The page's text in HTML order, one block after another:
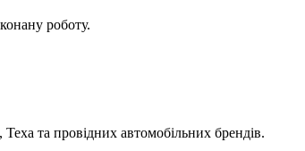
роботу.
та провідних автомобільних брендів.